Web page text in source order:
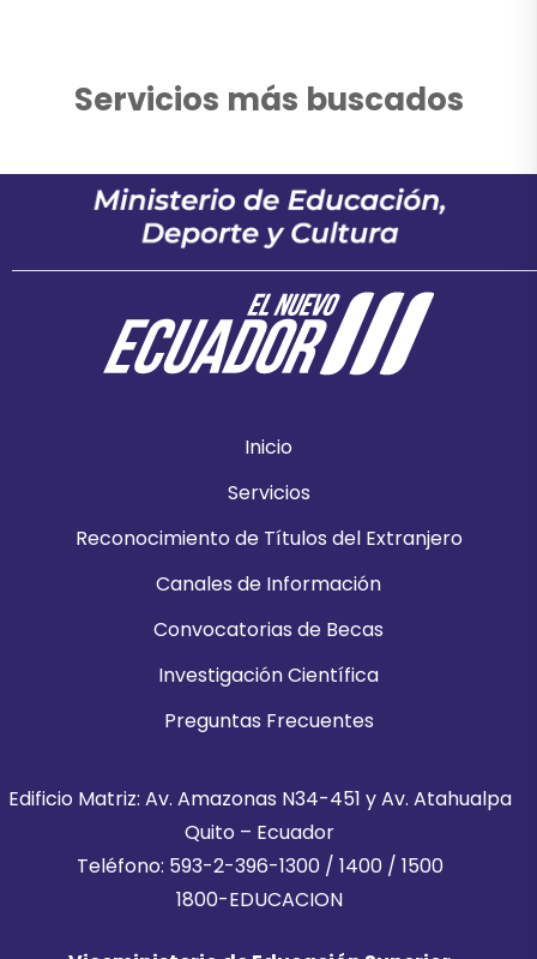
Servicios más buscados
Inicio
Servicios
Reconocimiento de Títulos del Extranjero
Canales de Información
Convocatorias de Becas
Investigación Científica
Preguntas Frecuentes
Edificio Matriz: Av. Amazonas N34-451 y Av. Atahualpa
Quito – Ecuador
Teléfono: 593-2-396-1300 / 1400 / 1500
1800-EDUCACION